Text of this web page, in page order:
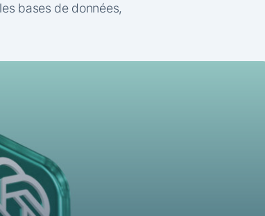
bases de données,